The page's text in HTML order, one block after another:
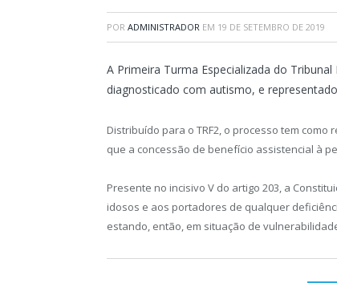
POR ADMINISTRADOR EM 19 DE SETEMBRO DE 2019
A Primeira Turma Especializada do
diagnosticado com autismo, e
Distribuído para o TRF2, o processo tem
que a concessão de benefício assistencial à
Presente no incisivo V do artigo 203, a
idosos e aos portadores de qualquer
estando, então, em situação de